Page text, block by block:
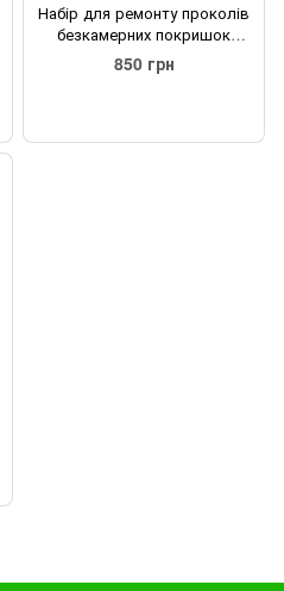
Набір для ремонту проколів
безкамерних покришок
Granite Stash помаранчевий
850 грн